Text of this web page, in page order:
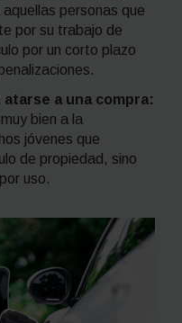
personas que
por su trabajo de
por un corto plazo
a una compra:
bien a la
jóvenes que
de propiedad, sino
uso.